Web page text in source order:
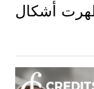
فمنذ عام 2009 ظهرت أشكال